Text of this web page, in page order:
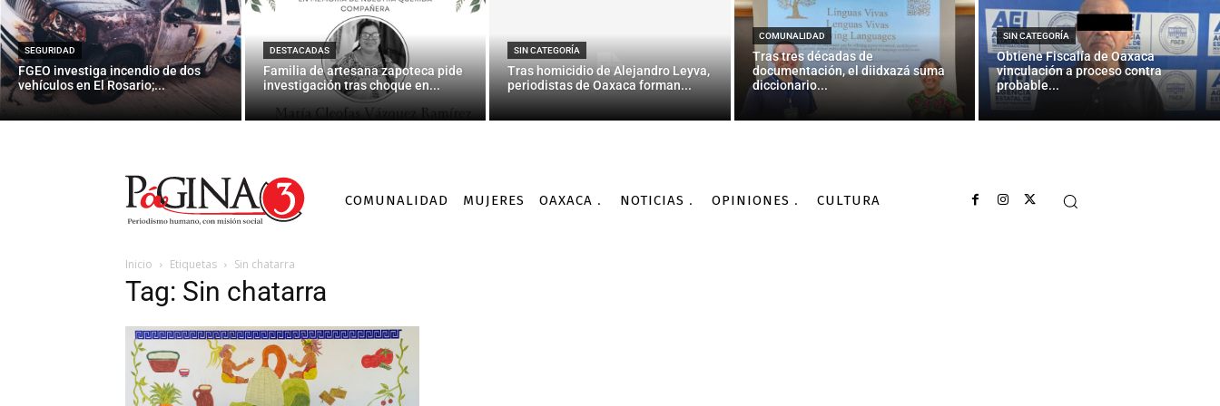
SEGURIDAD
FGEO investiga incendio de dos
vehículos en El Rosario;...
DESTACADAS
Familia de artesana zapoteca pide
investigación tras choque en...
SIN CATEGORÍA
Tras homicidio de Alejandro Leyva,
periodistas de Oaxaca forman...
COMUNALIDAD
Tras tres décadas de
documentación, el diidxazá suma
diccionario...
SIN CATEGORÍA
Obtiene Fiscalía de Oaxaca
vinculación a proceso contra
probable...
COMUNALIDAD MUJERES OAXACA NOTICIAS OPINIONES CULTURA
Inicio Etiquetas Sin chatarra
Tag: Sin chatarra